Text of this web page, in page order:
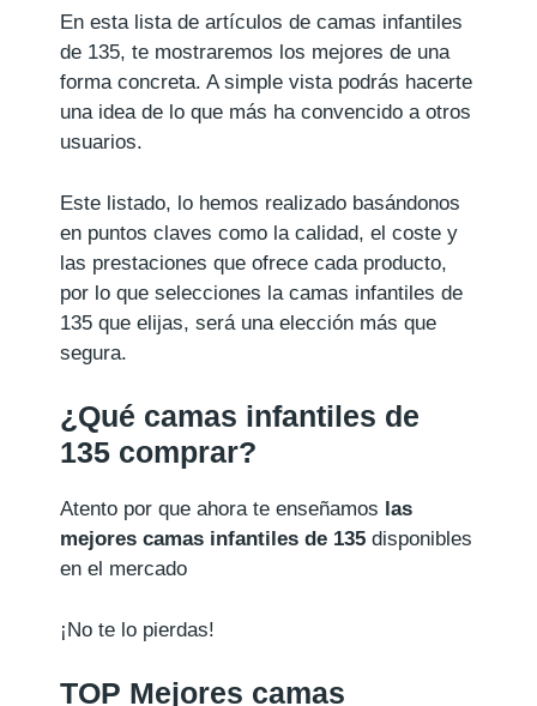
En esta lista de artículos de camas infantiles
de 135, te mostraremos los mejores de una
forma concreta. A simple vista podrás hacerte
una idea de lo que más ha convencido a otros
usuarios.
Este listado, lo hemos realizado basándonos
en puntos claves como la calidad, el coste y
las prestaciones que ofrece cada producto,
por lo que selecciones la camas infantiles de
135 que elijas, será una elección más que
segura.
¿Qué camas infantiles de
135 comprar?
Atento por que ahora te enseñamos las
mejores camas infantiles de 135 disponibles
en el mercado
¡No te lo pierdas!
TOP Mejores camas